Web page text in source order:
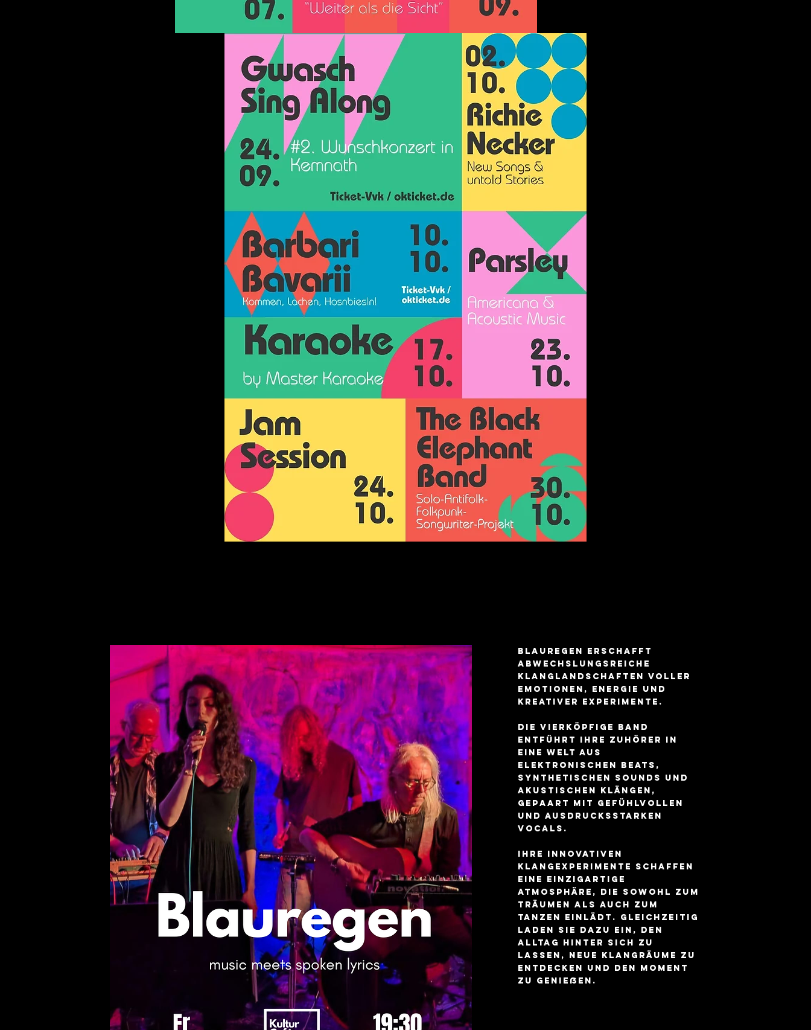
Blauregen erschafft
abwechslungsreiche
Klanglandschaften voller
Emotionen, Energie und
kreativer Experimente.
Die vierköpfige Band
entführt ihre Zuhörer in
eine Welt aus
elektronischen Beats,
synthetischen Sounds und
akustischen Klängen,
gepaart mit gefühlvollen
und ausdrucksstarken
Vocals.
Ihre innovativen
Klangexperimente schaffen
eine einzigartige
Atmosphäre, die sowohl zum
Träumen als auch zum
Tanzen einlädt. Gleichzeitig
laden sie dazu ein, den
Alltag hinter sich zu
lassen, neue Klangräume zu
entdecken und den Moment
zu genießen.